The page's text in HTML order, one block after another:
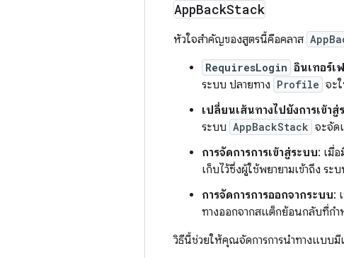
AppBackStack
หัวใจสำคัญของสูตรนี้คือคลาส
RequiresLogin อินเทอร์เ
ระบบ ปลายทาง Profile จะ
เปลี่ยนเส้นทางไปยังการเข้าสู่
ระบบ AppBackStack จะจัด
การจัดการการเข้าสู่ระบบ: เมื่
เก็บไว้ซึ่งผู้ใช้พยายามเข้าถึง
การจัดการการออกจากระบบ:
ทางออกจากสแต็กย้อนกลับที่กำ
วิธีนี้ช่วยให้คุณจัดการการนำทางแบบมี